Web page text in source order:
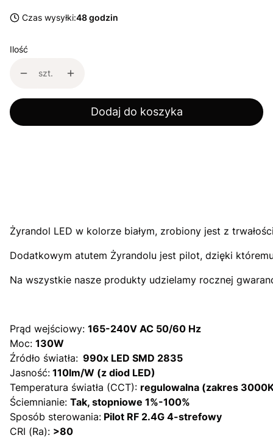
Czas wysyłki:48 godzin
Ilość
szt.
Dodaj do koszyka
Żyrandol LED w kolorze białym, zrobiony jest z
Dodatkowym atutem Żyrandolu jest pilot, dzięki
Na wszystkie nasze produkty udzielamy rocznej
Prąd wejściowy: 165-240V AC 50/60 Hz
Moc: 130W
Źródło światła: 990x LED SMD 2835
Jasność: 110lm/W (z diod LED)
Temperatura światła (CCT): regulowalna (zakres
Ściemnianie: Tak, stopniowe 1%-100%
Sposób sterowania: Pilot RF 2.4G 4-strefowy
CRI (Ra): >80